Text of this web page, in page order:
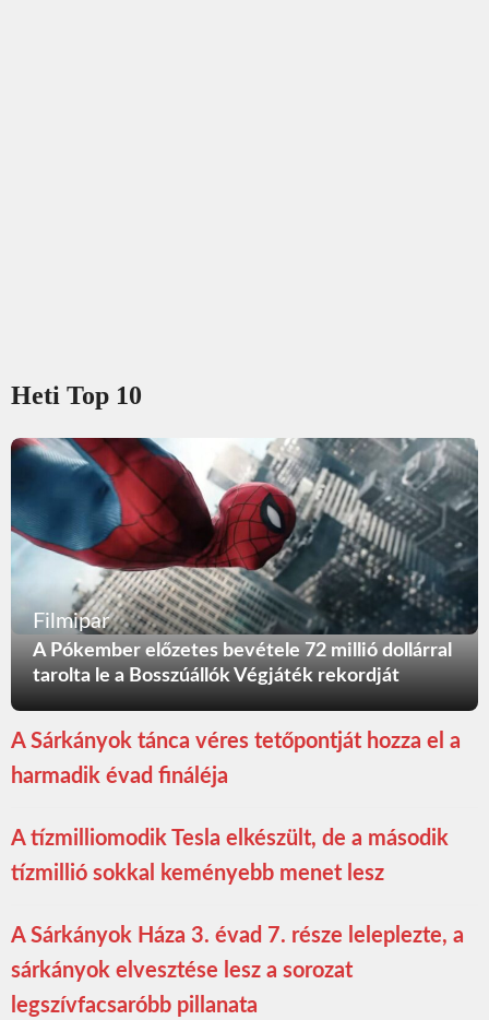
Heti Top 10
Filmipar
A Pókember előzetes bevétele 72 millió dollárral
tarolta le a Bosszúállók Végjáték rekordját
A Sárkányok tánca véres tetőpontját hozza el a
harmadik évad fináléja
A tízmilliomodik Tesla elkészült, de a második
tízmillió sokkal keményebb menet lesz
A Sárkányok Háza 3. évad 7. része leleplezte, a
sárkányok elvesztése lesz a sorozat
legszívfacsaróbb pillanata